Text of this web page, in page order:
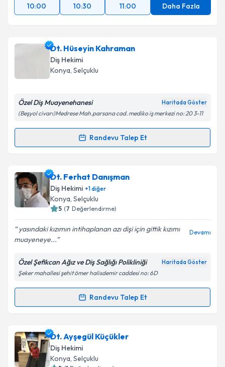
10:00
10:30 11:00 Daha Fazla
Dt. Hüseyin Kahraman
Diş Hekimi
Konya, Selçuklu
Özel Diş Muayenehanesi Haritada Göster
(Beşyol civarı)Medrese Mah.parsana cad. mediko iş merkezi no: 20 3-11
Randevu Talep Et
Randevu Takvimi Talebi
Dt. Hüseyin Kahramaniçin randevu takvimi talebi
oluşturun. Size bu uzmandan randevu almanız için bir
takvim hazırlandığında e-posta ile bilgilendireceğiz.
Kişisel verilerimin işlenmesine ilişkin
Aydınlatma
Metni'ni okudum ve kişisel verilerimin belirtilen
kapsamda işlenmesini kabul ediyorum.
Dt. Ferhat Danışman
Diş Hekimi +1diğer
Konya, Selçuklu
5 (7 Değerlendirme)
yasındaki kızımın intihaplanan azı dişi için gittik kızımı
muayeneye...
Devamı
Özel Şefikcan Ağız ve Diş Sağlığı Polikliniği Haritada Göster
Şeker mahallesi şehit ömer halisdemir caddesi no: 6D
Randevu Talep Et
Randevu Takvimi Talebi
Dt. Ferhat Danışmaniçin randevu takvimi talebi
oluşturun. Size bu uzmandan randevu almanız için bir
takvim hazırlandığında e-posta ile bilgilendireceğiz.
Dt. Ayşegül Küçükler
Diş Hekimi
Konya, Selçuklu